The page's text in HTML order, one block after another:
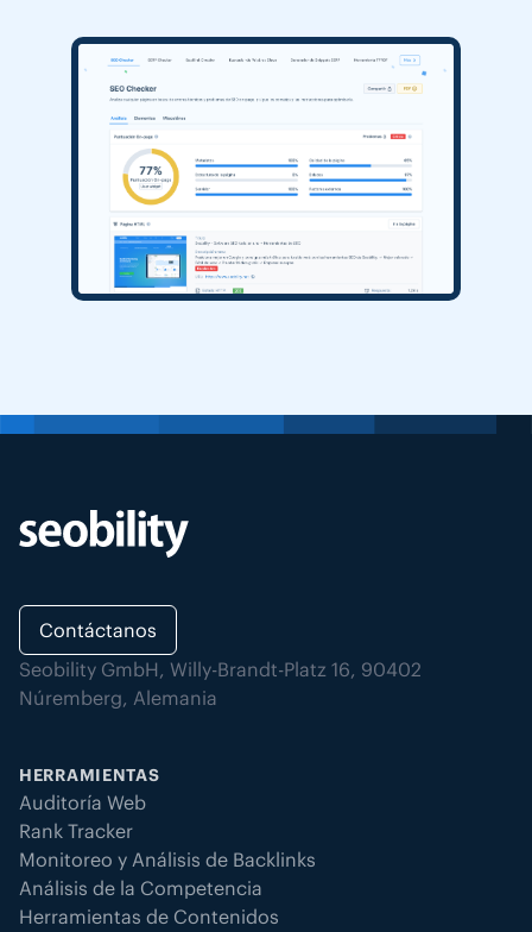
Contáctanos
Seobility GmbH, Willy-Brandt-Platz 16, 90402
Núremberg, Alemania
HERRAMIENTAS
Auditoría Web
Rank Tracker
Monitoreo y Análisis de Backlinks
Análisis de la Competencia
Herramientas de Contenidos